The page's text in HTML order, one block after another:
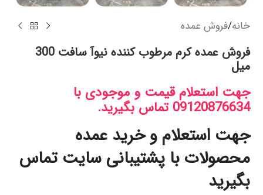
خانه/فروش عمده
فروش عمده کرم مرطوب کننده نیوآ سافت 300
میل
جهت استعلام قیمت و موجودی با
09120876634 تماس بگیرید.
جهت استعلام و خرید عمده
محصولات با پشتیبانی سایت تماس
بگیرید